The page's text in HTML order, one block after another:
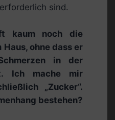
sind.
kaum noch die
ohne dass er
in der
Ich mache mir
„Zucker“.
bestehen?